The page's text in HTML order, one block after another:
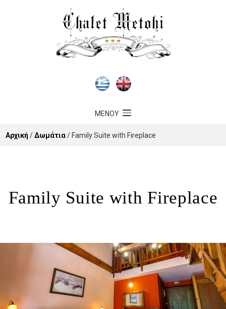
ΜΕΝOΥ
Αρχική /Δωμάτια/ Family Suite with Fireplace
Family Suite with Fireplace